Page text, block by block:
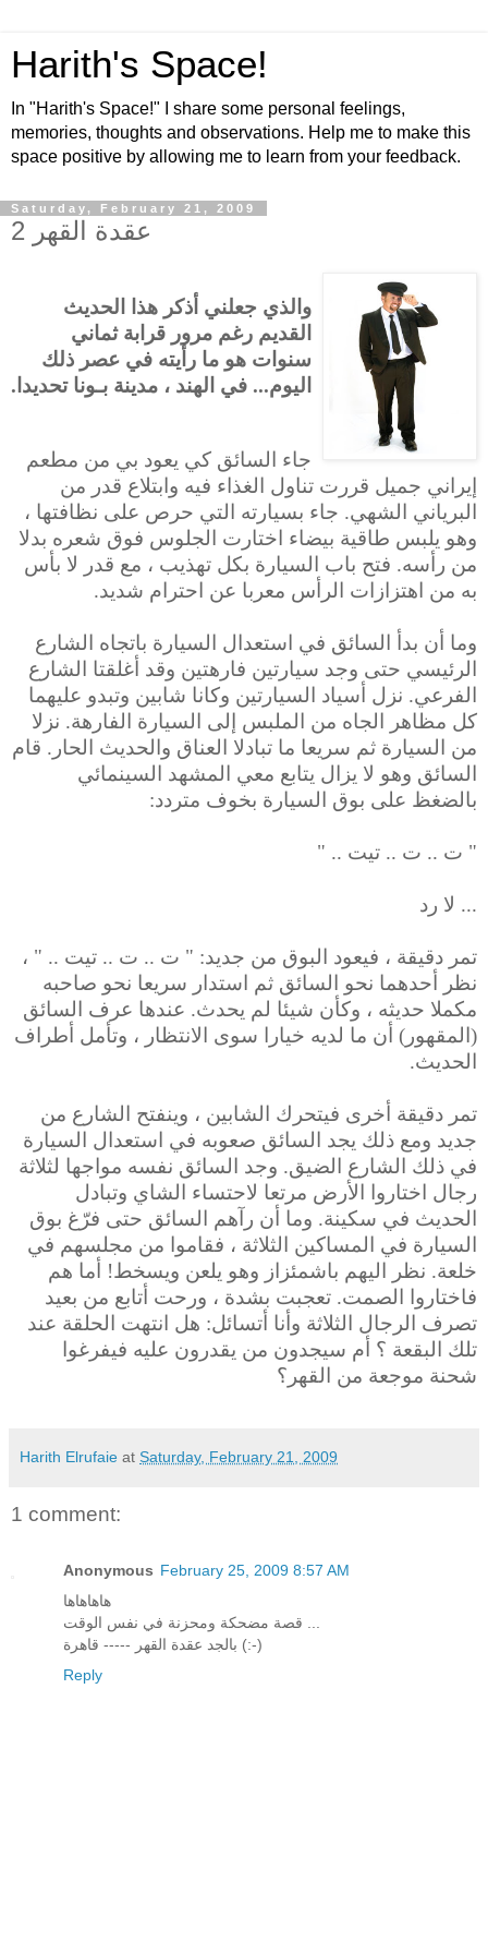
Harith's Space!
In "Harith's Space!" I share some personal feelings,
memories, thoughts and observations. Help me to make this
space positive by allowing me to learn from your feedback.
Saturday, February 21, 2009
عقدة القهر 2
والذي جعلني أذكر هذا الحديث
القديم رغم مرور قرابة ثماني
سنوات هو ما رأيته في عصر ذلك
اليوم... في الهند ، مدينة بـونا تحديدا.
جاء السائق كي يعود بي من مطعم
إيراني جميل قررت تناول الغذاء فيه وابتلاع قدر من
البرياني الشهي. جاء بسيارته التي حرص على نظافتها ،
وهو يلبس طاقية بيضاء اختارت الجلوس فوق شعره بدلا
من رأسه. فتح باب السيارة بكل تهذيب ، مع قدر لا بأس
به من اهتزازات الرأس معربا عن احترام شديد.
وما أن بدأ السائق في استعدال السيارة باتجاه الشارع
الرئيسي حتى وجد سيارتين فارهتين وقد أغلقتا الشارع
الفرعي. نزل أسياد السيارتين وكانا شابين وتبدو عليهما
كل مظاهر الجاه من الملبس إلى السيارة الفارهة. نزلا
من السيارة ثم سريعا ما تبادلا العناق والحديث الحار. قام
السائق وهو لا يزال يتابع معي المشهد السينمائي
بالضغظ على بوق السيارة بخوف متردد:
" ت .. ت .. تيت .. "
... لا رد
تمر دقيقة ، فيعود البوق من جديد: " ت .. ت .. تيت .. " ،
نظر أحدهما نحو السائق ثم استدار سريعا نحو صاحبه
مكملا حديثه ، وكأن شيئا لم يحدث. عندها عرف السائق
(المقهور) أن ما لديه خيارا سوى الانتظار ، وتأمل أطراف
الحديث.
تمر دقيقة أخرى فيتحرك الشابين ، وينفتح الشارع من
جديد ومع ذلك يجد السائق صعوبه في استعدال السيارة
في ذلك الشارع الضيق. وجد السائق نفسه مواجها لثلاثة
رجال اختاروا الأرض مرتعا لاحتساء الشاي وتبادل
الحديث في سكينة. وما أن رآهم السائق حتى فرّغ بوق
السيارة في المساكين الثلاثة ، فقاموا من مجلسهم في
خلعة. نظر اليهم باشمئزاز وهو يلعن ويسخط! أما هم
فاختاروا الصمت. تعجبت بشدة ، ورحت أتابع من بعيد
تصرف الرجال الثلاثة وأنا أتسائل: هل انتهت الحلقة عند
تلك البقعة ؟ أم سيجدون من يقدرون عليه فيفرغوا
شحنة موجعة من القهر؟
Harith Elrufaie at Saturday, February 21, 2009
1 comment:
Anonymous February 25, 2009 8:57 AM
هاهاهاها
بالجد عقدة القهر ----- قاهرة (:-)
Reply